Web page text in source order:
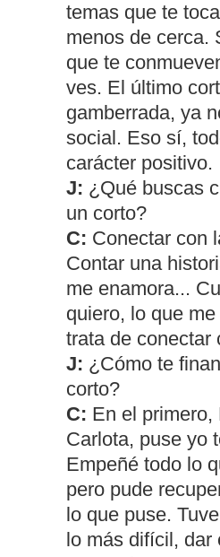
temas que te
menos de cerca.
que te
ves. El último
gamberrada, ya
social. Eso sí,
carácter positivo.
J: ¿Qué buscas
un corto?
C: Conectar con
Contar una
me enamora...
quiero, lo que
trata de conectar
J: ¿Cómo te
corto?
C: En el primero,
Carlota, puse yo
Empeñé todo lo
pero pude
lo que puse.
lo más difícil, dar